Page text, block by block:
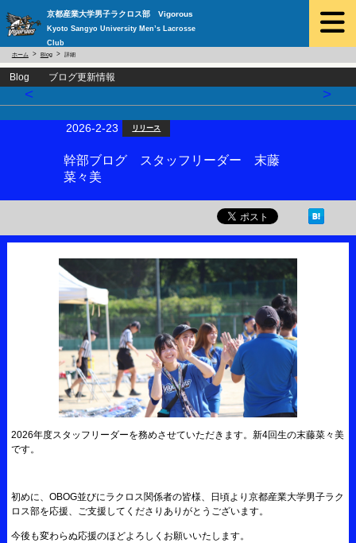
京都産業大学男子ラクロス部 Vigorous
Kyoto Sangyo University Men’s Lacrosse
Club
ホーム Blog 詳細
Blog ブログ更新情報
< >
2026-2-23 リリース
幹部ブログ スタッフリーダー 末藤
菜々美
2026年度スタッフリーダーを務めさせていただきます。新4回生の末藤菜々美
です。
初めに、OBOG並びにラクロス関係者の皆様、日頃より京都産業大学男子ラク
ロス部を応援、ご支援してくださりありがとうございます。
今後も変わらぬ応援のほどよろしくお願いいたします。